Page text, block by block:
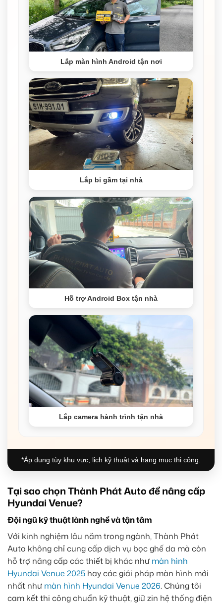
Lắp màn hình Android tận nơi
Lắp bi gầm tại nhà
Hỗ trợ Android Box tận nhà
Lắp camera hành trình tận nhà
*Áp dụng tùy khu vực, lịch kỹ thuật và hạng mục thi công.
Tại sao chọn Thành Phát Auto để nâng cấp
Hyundai Venue?
Đội ngũ kỹ thuật lành nghề và tận tâm
Với kinh nghiệm lâu năm trong ngành, Thành Phát
Auto không chỉ cung cấp dịch vụ bọc ghế da mà còn
hỗ trợ nâng cấp các thiết bị khác như màn hình
Hyundai Venue 2025 hay các giải pháp màn hình mới
nhất như màn hình Hyundai Venue 2026. Chúng tôi
cam kết thi công chuẩn kỹ thuật, giữ zin hệ thống điện